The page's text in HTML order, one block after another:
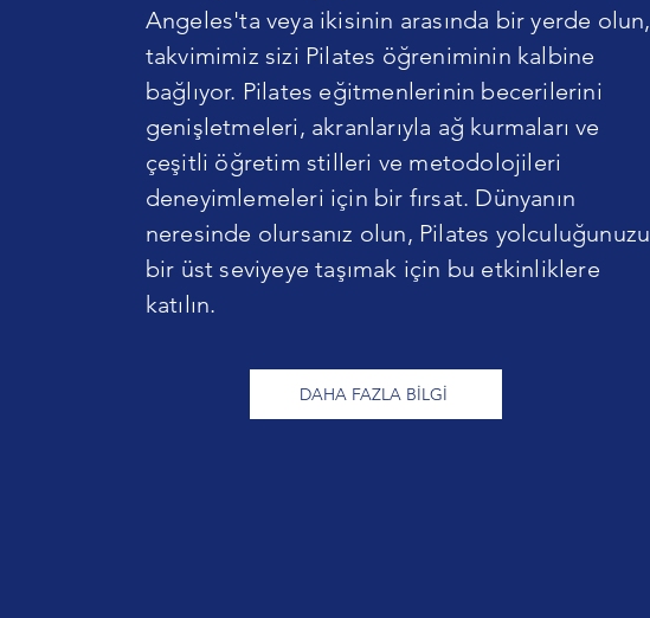
Angeles'ta veya ikisinin arasında bir yerde olun,
takvimimiz sizi Pilates öğreniminin kalbine
bağlıyor. Pilates eğitmenlerinin becerilerini
genişletmeleri, akranlarıyla ağ kurmaları ve
çeşitli öğretim stilleri ve metodolojileri
deneyimlemeleri için bir fırsat. Dünyanın
neresinde olursanız olun, Pilates yolculuğunuzu
bir üst seviyeye taşımak için bu etkinliklere
katılın.
DAHA FAZLA BİLGİ